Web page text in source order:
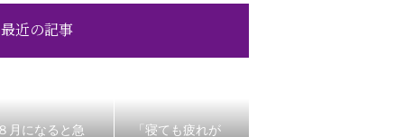
最近の記事
８月になると急 「寝ても疲れが